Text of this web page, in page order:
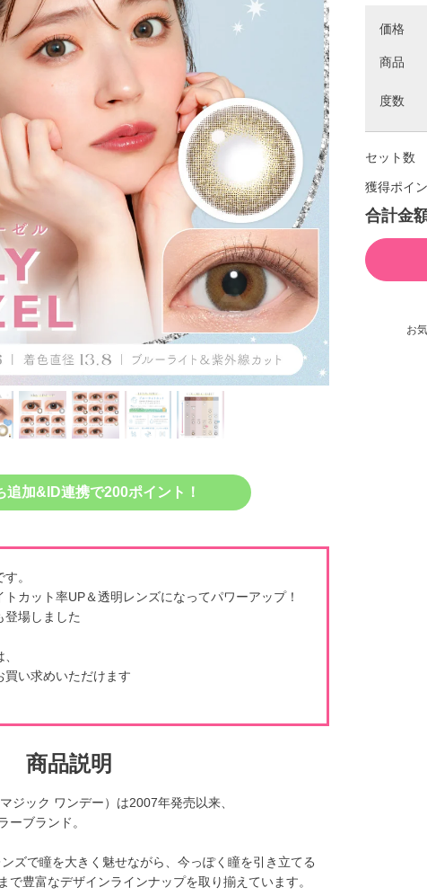
価格
商品
度数
セット数
獲得ポイ
合計金
お
追加&ID連携で200ポイント！
。
カット率UP＆透明レンズになってパワーアップ！
登場しました
買い求めいただけます
商品説明
ジック ワンデー）は2007年発売以来、
ーブランド。
ズで瞳を大きく魅せながら、今っぽく瞳を引き立てる
で豊富なデザインラインナップを取り揃えています。